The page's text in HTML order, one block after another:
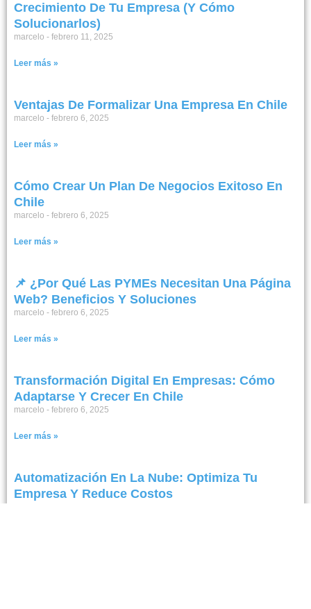
Crecimiento De Tu Empresa (y Cómo
Solucionarlos)
marcelo febrero 11, 2025
Leer más »
Ventajas De Formalizar Una Empresa En Chile
marcelo febrero 6, 2025
Leer más »
Cómo Crear Un Plan De Negocios Exitoso En
Chile
marcelo febrero 6, 2025
Leer más »
📌 ¿Por Qué Las PYMEs Necesitan Una Página
Web? Beneficios Y Soluciones
marcelo febrero 6, 2025
Leer más »
Transformación Digital En Empresas: Cómo
Adaptarse Y Crecer En Chile
marcelo febrero 6, 2025
Leer más »
Automatización En La Nube: Optimiza Tu
Empresa Y Reduce Costos